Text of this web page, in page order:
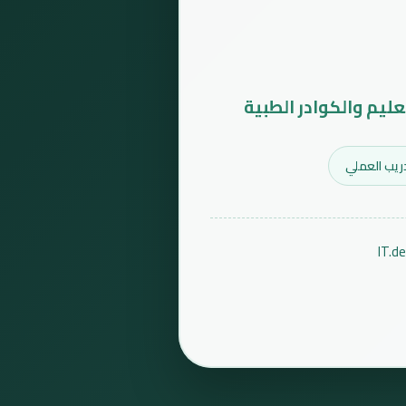
والكوادر الطبية
العملي